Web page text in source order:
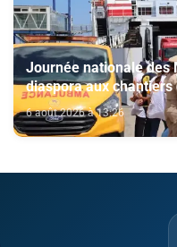
Journée nationale des
diaspora aux
6 août 2026 à 13:26